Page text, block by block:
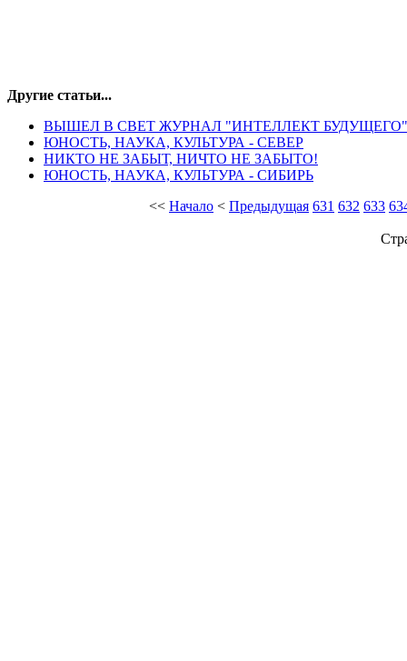
Другие статьи...
ВЫШЕЛ В СВЕТ ЖУРНАЛ "ИНТЕЛЛЕКТ
ЮНОСТЬ, НАУКА, КУЛЬТУРА - СЕВЕР
НИКТО НЕ ЗАБЫТ, НИЧТО НЕ ЗАБЫТО!
ЮНОСТЬ, НАУКА, КУЛЬТУРА - СИБИРЬ
<< Начало < Предыдущая 631 632 633